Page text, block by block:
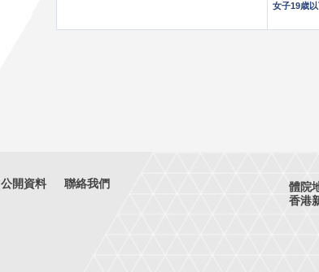
女子19歳
體院
香港
公開資料 聯絡我們